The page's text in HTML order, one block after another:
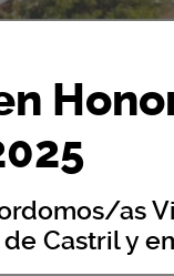
as
Castril y